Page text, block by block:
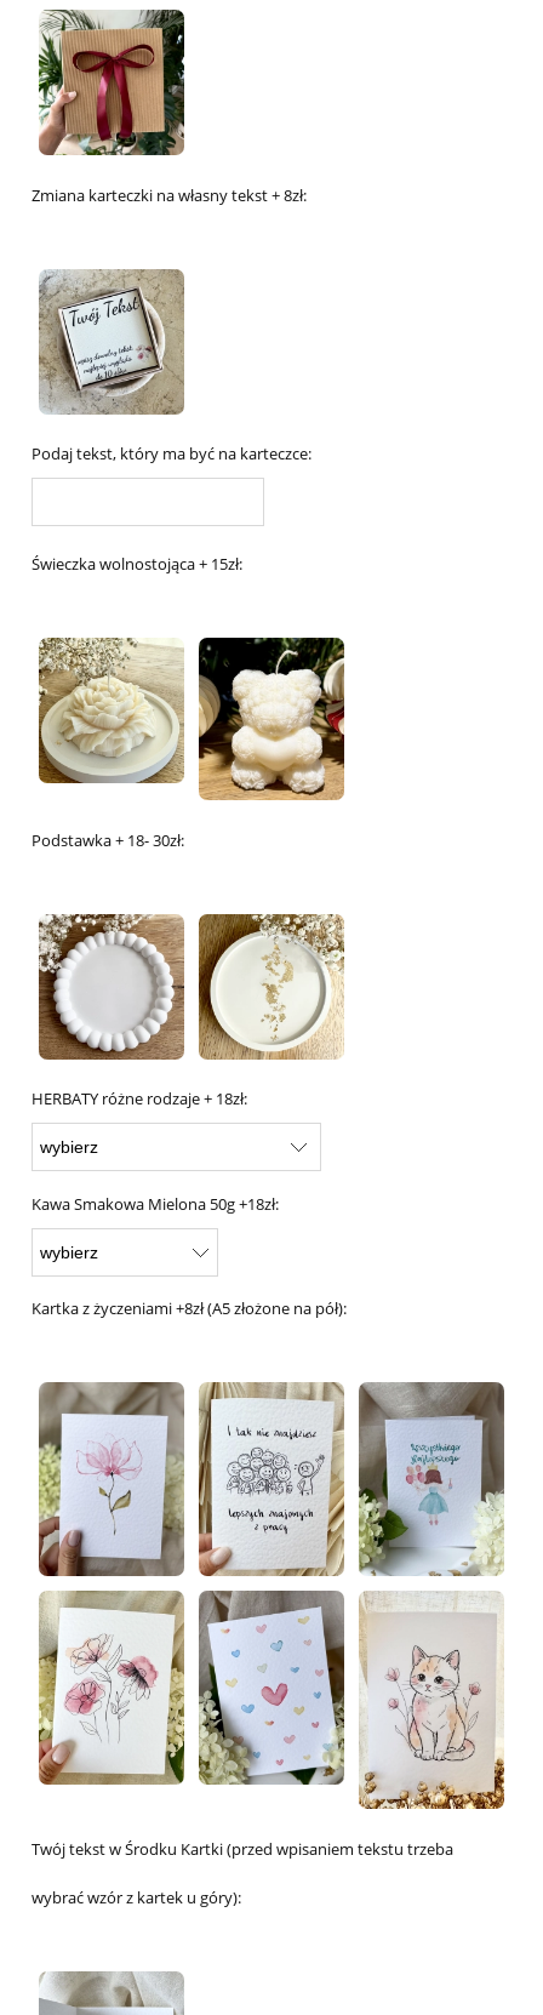
Zmiana karteczki na własny tekst + 8zł:
Podaj tekst, który ma być na karteczce:
Świeczka wolnostojąca + 15zł:
Podstawka + 18- 30zł:
HERBATY różne rodzaje + 18zł:
Kawa Smakowa Mielona 50g +18zł:
Kartka z życzeniami +8zł (A5 złożone na pół):
Twój tekst w Środku Kartki (przed wpisaniem tekstu trzeba
wybrać wzór z kartek u góry):